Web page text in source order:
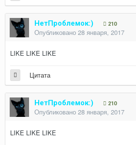
НетПроблемок:) 210
Опубликовано 28 января, 2017
LIKE LIKE LIKE
Цитата
НетПроблемок:) 210
Опубликовано 28 января, 2017
LIKE LIKE LIKE